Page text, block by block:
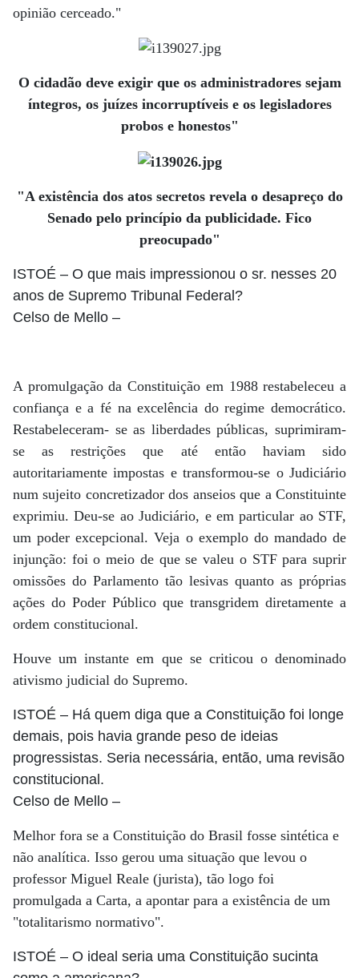
opinião cerceado."
O cidadão deve exigir que os administradores sejam
íntegros, os juízes incorruptíveis e os legisladores
probos e honestos"
"A existência dos atos secretos revela o desapreço do
Senado pelo princípio da publicidade. Fico
preocupado"
ISTOÉ – O que mais impressionou o sr. nesses 20
anos de Supremo Tribunal Federal?
Celso de Mello –
A promulgação da Constituição em 1988 restabeleceu a
confiança e a fé na excelência do regime democrático.
Restabeleceram- se as liberdades públicas, suprimiram-
se as restrições que até então haviam sido
autoritariamente impostas e transformou-se o Judiciário
num sujeito concretizador dos anseios que a Constituinte
exprimiu. Deu-se ao Judiciário, e em particular ao STF,
um poder excepcional. Veja o exemplo do mandado de
injunção: foi o meio de que se valeu o STF para suprir
omissões do Parlamento tão lesivas quanto as próprias
ações do Poder Público que transgridem diretamente a
ordem constitucional.
Houve um instante em que se criticou o denominado
ativismo judicial do Supremo.
ISTOÉ – Há quem diga que a Constituição foi longe
demais, pois havia grande peso de ideias
progressistas. Seria necessária, então, uma revisão
constitucional.
Celso de Mello –
Melhor fora se a Constituição do Brasil fosse sintética e
não analítica. Isso gerou uma situação que levou o
professor Miguel Reale (jurista), tão logo foi
promulgada a Carta, a apontar para a existência de um
"totalitarismo normativo".
ISTOÉ – O ideal seria uma Constituição sucinta